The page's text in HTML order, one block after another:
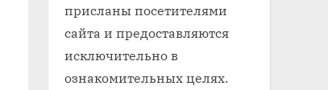
присланы посетителями
сайта и предоставляются
исключительно в
ознакомительных целях.